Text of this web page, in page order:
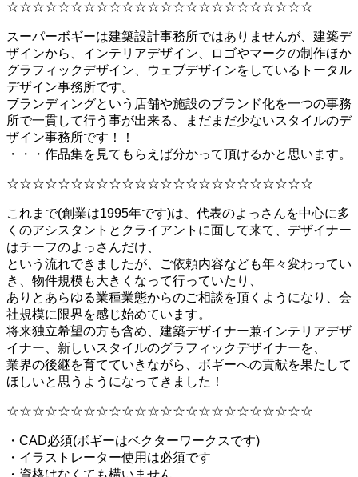
☆☆☆☆☆☆☆☆☆☆☆☆☆☆☆☆☆☆☆☆☆☆☆☆
スーパーボギーは建築設計事務所ではありませんが、建築デ
ザインから、インテリアデザイン、ロゴやマークの制作ほか
グラフィックデザイン、ウェブデザインをしているトータル
デザイン事務所です。
ブランディングという店舗や施設のブランド化を一つの事務
所で一貫して行う事が出来る、まだまだ少ないスタイルのデ
ザイン事務所です！！
・・・作品集を見てもらえば分かって頂けるかと思います。
☆☆☆☆☆☆☆☆☆☆☆☆☆☆☆☆☆☆☆☆☆☆☆☆
これまで(創業は1995年です)は、代表のよっさんを中心に多
くのアシスタントとクライアントに面して来て、デザイナー
はチーフのよっさんだけ、
という流れできましたが、ご依頼内容なども年々変わってい
き、物件規模も大きくなって行っていたり、
ありとあらゆる業種業態からのご相談を頂くようになり、会
社規模に限界を感じ始めています。
将来独立希望の方も含め、建築デザイナー兼インテリアデザ
イナー、新しいスタイルのグラフィックデザイナーを、
業界の後継を育てていきながら、ボギーへの貢献を果たして
ほしいと思うようになってきました！
☆☆☆☆☆☆☆☆☆☆☆☆☆☆☆☆☆☆☆☆☆☆☆☆
・CAD必須(ボギーはベクターワークスです)
・イラストレーター使用は必須です
・資格はなくても構いません